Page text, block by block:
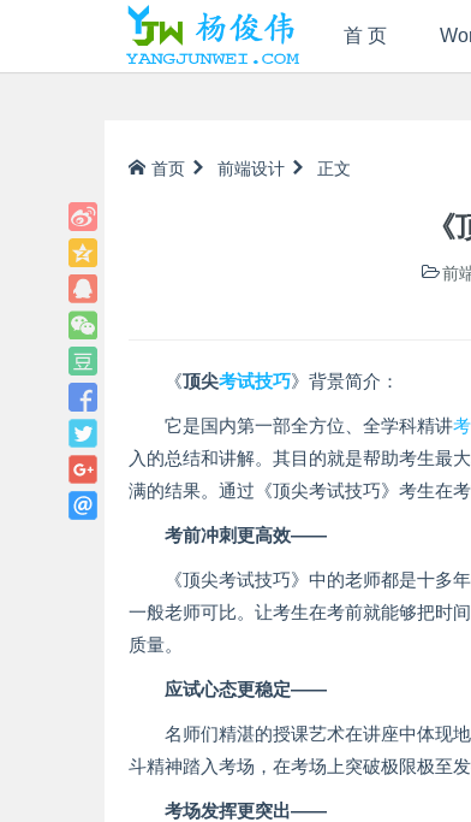
首 页
首页 前端设计 正文
前
《顶尖考试技巧》背景简介：
它是国内第一部全方位、全学科精讲
入的总结和讲解。其目的就是帮助考生最
满的结果。通过《顶尖考试技巧》考生在
考前冲刺更高效——
《顶尖考试技巧》中的老师都是十多
一般老师可比。让考生在考前就能够把时
质量。
应试心态更稳定——
名师们精湛的授课艺术在讲座中体现
斗精神踏入考场，在考场上突破极限极至发
考场发挥更突出——